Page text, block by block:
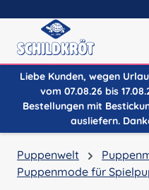
Liebe Kunden, wegen
vom 07.08.26 bis
Bestellungen mit
ausliefern.
Puppenwelt
Puppenmode für